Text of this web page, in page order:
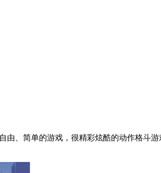
由、简单的游戏，很精彩炫酷的动作格斗